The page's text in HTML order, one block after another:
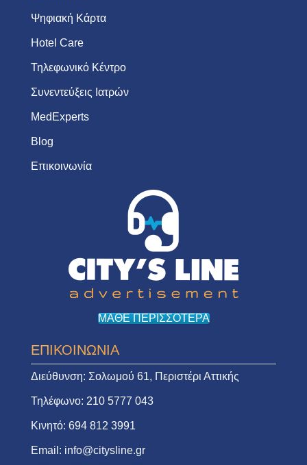
Ψηφιακή Κάρτα
Hotel Care
Τηλεφωνικό Κέντρο
Συνεντεύξεις Ιατρών
MedExperts
Blog
Επικοινωνία
ΜΑΘΕ ΠΕΡΙΣΣΟΤΕΡΑ
ΕΠΙΚΟΙΝΩΝΙΑ
Διεύθυνση: Σολωμού 61, Περιστέρι Αττικής
Τηλέφωνο: 210 5777 043
Κινητό: 694 812 3991
Email: info@citysline.gr